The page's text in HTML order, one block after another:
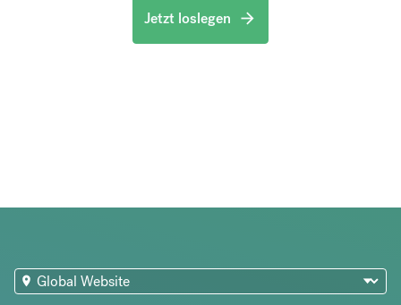
Jetzt loslegen